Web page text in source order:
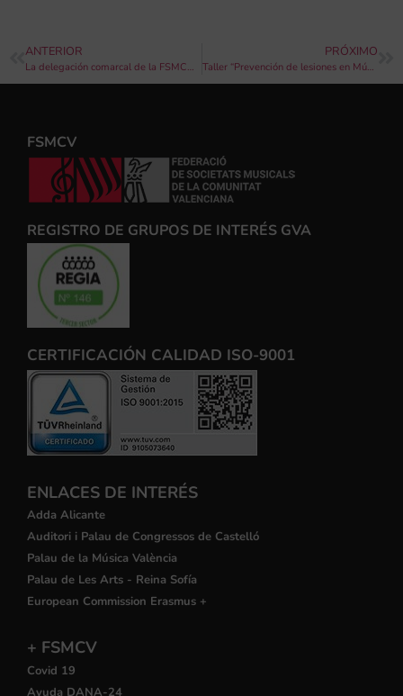
ANTERIOR
La delegación comarcal de la FSMCV en la Plana Baixa pone en marcha la unidad artística Banda Sinfónica Comarcal de la Plana Baixa
PRÓXIMO
Taller “Prevención de lesiones en Músicos” – Sociedad Unión Musical y Artística de Sax
FSMCV
REGISTRO DE GRUPOS DE INTERÉS GVA
CERTIFICACIÓN CALIDAD ISO-9001
ENLACES DE INTERÉS
Adda Alicante
Auditori i Palau de Congressos de Castelló
Palau de la Música València
Palau de Les Arts - Reina Sofía
European Commission Erasmus +
+ FSMCV
Covid 19
Ayuda DANA-24